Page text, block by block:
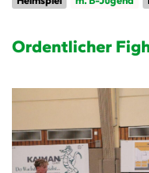
Ordentlicher